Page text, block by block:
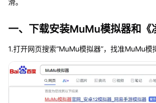
滑。
一、下载安装MuMu模拟器和《
1.打开网页搜索“MuMu模拟器”，找准MuMu模